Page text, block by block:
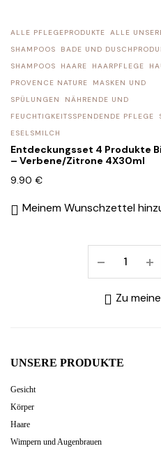
ALLE PFLEGEPRODUKTE
ALLE
SHAMPOOS
BADE UND
SHAMPOOS
HAARE HAARPFLEGE
PROVENCE NATURE
MASKEN UND
SPÜLUNGEN
NÄHRENDE UND
FEUCHTIGKEITSSPENDENDE PFLEGE
ESELSMILCH
Entdeckungsset 4 Produkte
– Verbene/Zitrone 4X30ml
9.90 €
Meinem Wunschzettel
esel
mit
60g
Zu
UNSERE PRODUKTE
Gesicht
Körper
Haare
Wimpern und Augenbrauen